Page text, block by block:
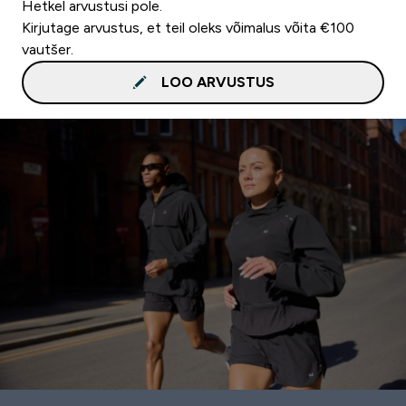
Hetkel arvustusi pole.
Kirjutage arvustus, et teil oleks võimalus võita €100
vautšer.
LOO ARVUSTUS